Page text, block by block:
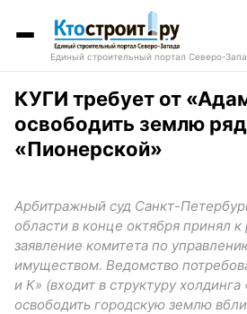
Единый строительный портал Северо-
КУГИ требует от
освободить землю
«Пионерской»
Арбитражный суд Санкт-
области в конце октября принял
заявление комитета по
имуществом. Ведомство
и К» (входит в структуру холдинга
освободить городскую землю